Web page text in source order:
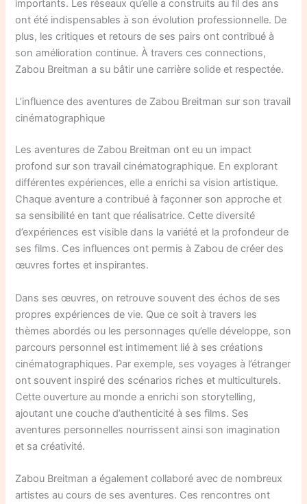
importants. Les réseaux qu’elle a construits au fil des ans
ont été indispensables à son évolution professionnelle. De
plus, les critiques et retours de ses pairs ont contribué à
son amélioration continue. À travers ces connections,
Zabou Breitman a su bâtir une carrière solide et respectée.
L’influence des aventures de Zabou Breitman sur son travail
cinématographique
Les aventures de Zabou Breitman ont eu un impact
profond sur son travail cinématographique. En explorant
différentes expériences, elle a enrichi sa vision artistique.
Chaque aventure a contribué à façonner son approche et
sa sensibilité en tant que réalisatrice. Cette diversité
d’expériences est visible dans la variété et la profondeur de
ses films. Ces influences ont permis à Zabou de créer des
œuvres fortes et inspirantes.
Dans ses œuvres, on retrouve souvent des échos de ses
propres expériences de vie. Que ce soit à travers les
thèmes abordés ou les personnages qu’elle développe, son
parcours personnel est intimement lié à ses créations
cinématographiques. Par exemple, ses voyages à l’étranger
ont souvent inspiré des scénarios riches et multiculturels.
Cette ouverture au monde a enrichi son storytelling,
ajoutant une couche d’authenticité à ses films. Ses
aventures personnelles nourrissent ainsi son imagination
et sa créativité.
Zabou Breitman a également collaboré avec de nombreux
artistes au cours de ses aventures. Ces rencontres ont